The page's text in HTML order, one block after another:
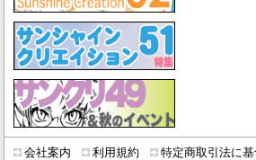
会社案内 利用規約 特定商取引法に